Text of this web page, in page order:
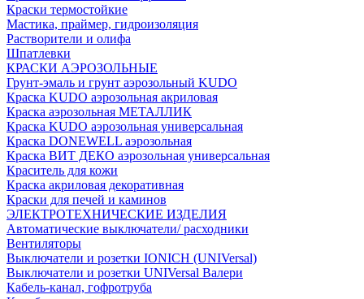
Краски термостойкие
Мастика, праймер, гидроизоляция
Растворители и олифа
Шпатлевки
КРАСКИ АЭРОЗОЛЬНЫЕ
Грунт-эмаль и грунт аэрозольный KUDO
Краска KUDO аэрозольная акриловая
Краска аэрозольная МЕТАЛЛИК
Краска KUDO аэрозольная универсальная
Краска DONEWELL аэрозольная
Краска ВИТ ДЕКО аэрозольная универсальная
Краситель для кожи
Краска акриловая декоративная
Краски для печей и каминов
ЭЛЕКТРОТЕХНИЧЕСКИЕ ИЗДЕЛИЯ
Автоматические выключатели/ расходники
Вентиляторы
Выключатели и розетки IONICH (UNIVersal)
Выключатели и розетки UNIVersal Валери
Кабель-канал, гофротруба